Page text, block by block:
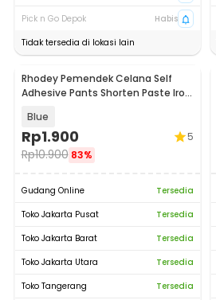
Pick n Go Depok
Habis
Tidak tersedia di lokasi lain
Rhodey Pemendek Celana Self
Adhesive Pants Shorten Paste Iron
Blue
Rp1.900
Rp10.900 83%
5
Gudang Online
Tersedia
Toko Jakarta Pusat
Tersedia
Toko Jakarta Barat
Tersedia
Toko Jakarta Utara
Tersedia
Toko Tangerang
Tersedia